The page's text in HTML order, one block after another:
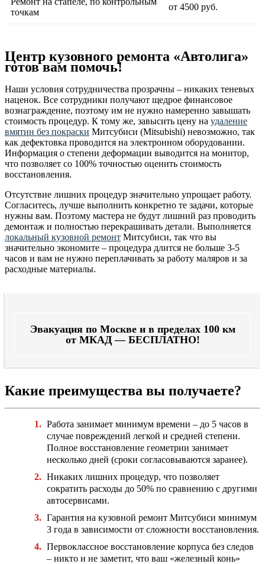
точкам
от 4500 руб.
Центр кузовного ремонта «Автолига»
готов вам помочь!
Наши условия сотрудничества прозрачны – никаких теневых
наценок. Все сотрудники получают щедрое финансовое
вознаграждение, поэтому им не нужно намеренно завышать
стоимость процедур. К тому же, завысить цену на удаление
вмятин без покраски Митсубиси (Mitsubishi) невозможно, так
как дефектовка проводится на электронном оборудовании.
Информация о степени деформации выводится на монитор,
что позволяет со 100% точностью оценить стоимость
восстановления.
Отсутствие лишних процедур значительно упрощает работу.
Согласитесь, лучше выполнить конкретно те задачи, которые
нужны вам. Поэтому мастера не будут лишний раз проводить
демонтаж и полностью перекрашивать детали. Выполняется
локальный кузовной ремонт Митсубиси, так что вы
значительно экономите – процедура длится не больше 3-5
часов и вам не нужно переплачивать за работу маляров и за
расходные материалы.
Эвакуация по Москве и в пределах 100 км
от МКАД — БЕСПЛАТНО!
Какие преимущества вы получаете?
Работа занимает минимум времени – до 5 часов в
случае повреждений легкой и средней степени.
Полное восстановление геометрии занимает
несколько дней (сроки согласовываются заранее).
Никаких лишних процедур, что позволяет
сократить расходы до 50% по сравнению с другими
автосервисами.
Гарантия на кузовной ремонт Митсубиси минимум
3 года в зависимости от сложности восстановления.
Первоклассное восстановление корпуса без следов
– никто и не заметит, что ваш «железный конь»